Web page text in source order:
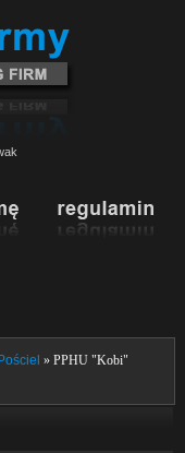
Pościel » PPHU "Kobi"